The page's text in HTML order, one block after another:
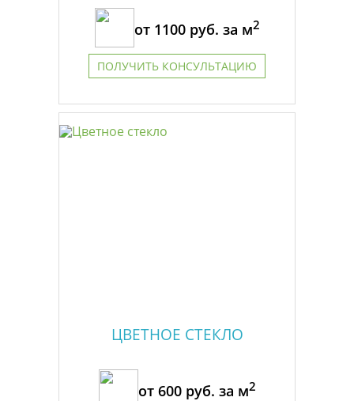
от 1100руб. за м2
ПОЛУЧИТЬ КОНСУЛЬТАЦИЮ
ЦВЕТНОЕ СТЕКЛО
от 600руб. за м2